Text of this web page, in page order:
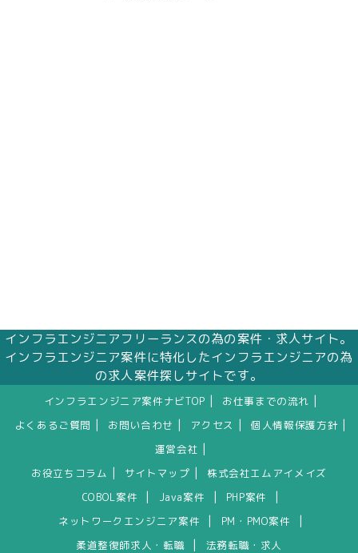
インフラエンジニアフリーランスの為の案件・求人サイト。
インフラエンジニア案件に特化したインフラエンジニアの為
の求人案件探しサイトです。
インフラエンジニア案件ナビTOP お仕事までの流れ
よくあるご質問 お問い合わせ アクセス 個人情報保護方針
運営会社
お役立ちコラム サイトマップ
株式会社エムアイメイズ
COBOL案件
Java案件 PHP案件
ネットワークエンジニア案件 PM・PMO案件
柔道整復師求人・転職 法務転職・求人